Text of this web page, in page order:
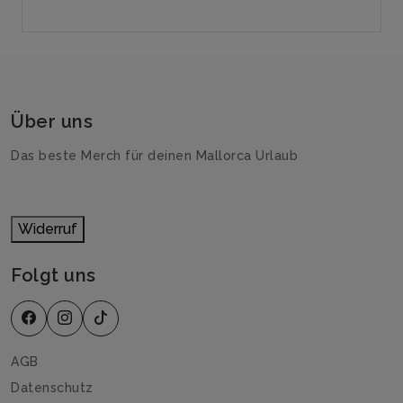
Über uns
Das beste Merch für deinen Mallorca Urlaub
Widerruf
Folgt uns
AGB
Datenschutz